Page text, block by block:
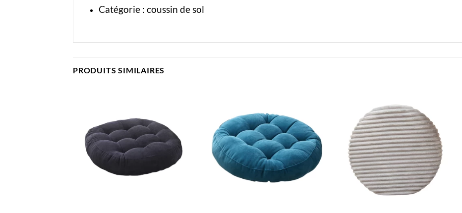
Catégorie : coussin de sol
PRODUITS SIMILAIRES